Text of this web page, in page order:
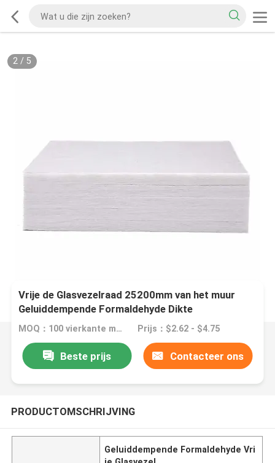
2/ 5
Vrije de Glasvezelraad 25200mm van het muur
Geluiddempende Formaldehyde Dikte
MOQ：100 vierkante meter/vierkante meter Prijs：$2.62 - $4.75
Beste prijs Contacteer ons
PRODUCTOMSCHRIJVING
Geluiddempende Formaldehyde Vri